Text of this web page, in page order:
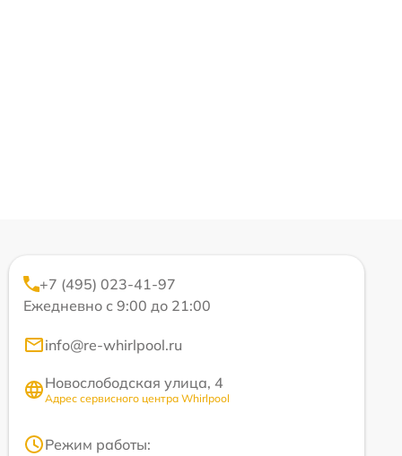
+7 (495) 023-41-97
Ежедневно с 9:00 до 21:00
info@re-whirlpool.ru
Новослободская улица, 4
Адрес сервисного центра Whirlpool
Режим работы: